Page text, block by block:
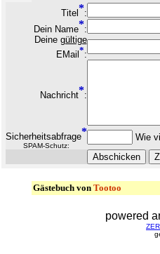
Titel *:
Dein Name*:
Deine gültige
EMail *:
Nachricht*:
Sicherheitsabfrage*
SPAM-Schutz:
Wie
Gästebuch von Tootoo
powered